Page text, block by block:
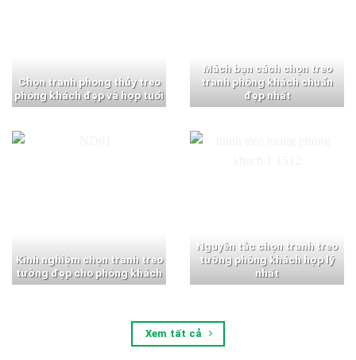
Chọn tranh phong thủy treo
phòng khách đẹp và hợp tuổi
Mách bạn cách chọn treo
tranh phòng khách chuẩn
đẹp nhất
Kinh nghiệm chọn tranh treo
tường đẹp cho phòng khách
Nguyên tắc chọn tranh treo
tường phòng khách hợp lý
nhất
Xem tất cả